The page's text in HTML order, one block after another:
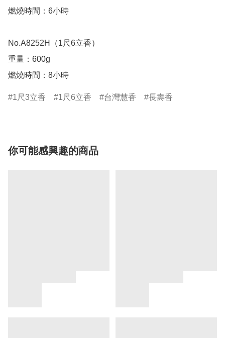
燃燒時間：6小時
No.A8252H（1尺6立香）
重量：600g
燃燒時間：8小時
1尺3立香 1尺6立香 台灣慧香 長壽香
你可能感興趣的商品